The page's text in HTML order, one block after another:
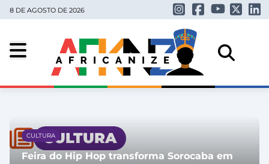
8 DE AGOSTO DE 2026
CULTURA
CULTURA
Feira do Hip Hop transforma Sorocaba em